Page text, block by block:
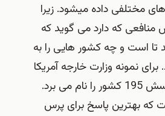
مختلفی داده میشود. زیرا
که دارد می گوید که
تا است و چه کشور هایی را به
نمونه وزارت خارجه آمریکا
در پاسخ به این پرسش 195 کشور را نام می برد.
که بهترین پاسخ برای پرس